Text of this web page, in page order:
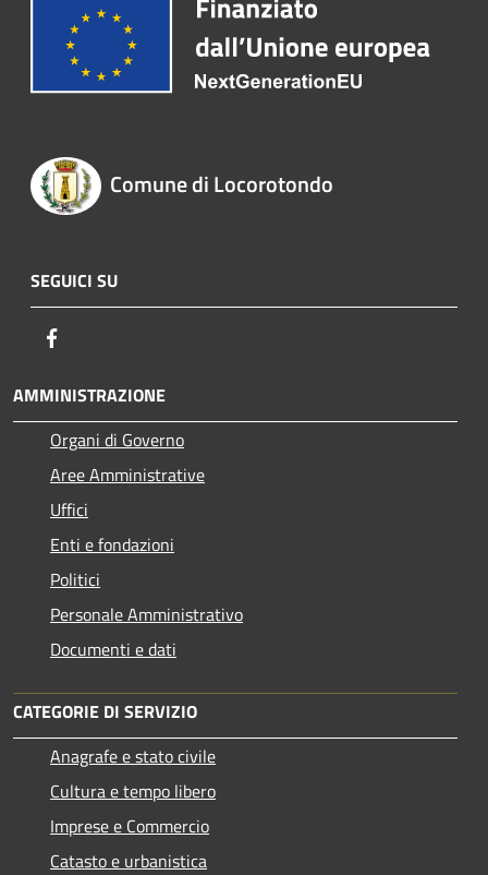
Comune di Locorotondo
SEGUICI SU
AMMINISTRAZIONE
Organi di Governo
Aree Amministrative
Uffici
Enti e fondazioni
Politici
Personale Amministrativo
Documenti e dati
CATEGORIE DI SERVIZIO
Anagrafe e stato civile
Cultura e tempo libero
Imprese e Commercio
Catasto e urbanistica